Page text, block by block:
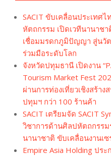
SACIT ขับเคลื่อนประเทศ
หัตถกรรม เปิดเวทีนานาชา
เชื่อมมรดกภูมิปัญญา สู่นวั
ร่วมมือระดับโลก
จังหวัดปทุมธานี เปิดงาน
Tourism Market Fest
ผ่านการท่องเที่ยวเชิงสร้า
ปทุมฯ กว่า 100 ร้านค้า
SACIT เตรียมจัด SACIT
วิชาการด้านศิลปหัตถกรร
นานาชาติ ขับเคลื่อนงานเ
Empire Asia Holding ปร